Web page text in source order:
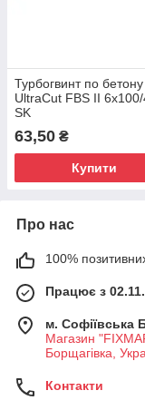
Турбогвинт по бетону
UltraCut FBS II
SK
63,50 ₴
Купити
Про нас
100%
Працює з
м. Софіївська
Магазин
Борщагівка,
Контакти